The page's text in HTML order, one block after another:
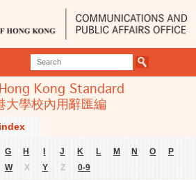
Kong Standard
學校內用辭匯編
G H I J K L M N O
P
W X Y Z 0-9